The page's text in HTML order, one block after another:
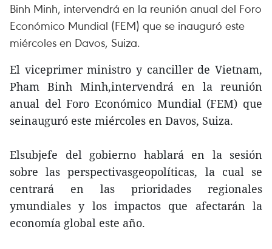
Binh Minh, intervendrá en la reunión anual del Foro
Económico Mundial (FEM) que se inauguró este
miércoles en Davos, Suiza.
El viceprimer ministro y canciller de Vietnam,
Pham Binh Minh,intervendrá en la reunión
anual del Foro Económico Mundial (FEM) que
seinauguró este miércoles en Davos, Suiza.
Elsubjefe del gobierno hablará en la sesión
sobre las perspectivasgeopolíticas, la cual se
centrará en las prioridades regionales
ymundiales y los impactos que afectarán la
economía global este año.